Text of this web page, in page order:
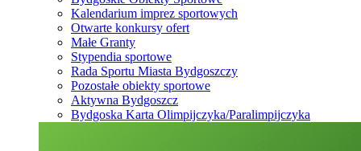
Kalendarium imprez sportowych
Otwarte konkursy ofert
Małe Granty
Stypendia sportowe
Rada Sportu Miasta Bydgoszczy
Pozostałe obiekty sportowe
Aktywna Bydgoszcz
Bydgoska Karta Olimpijczyka/Paralimpijczyka